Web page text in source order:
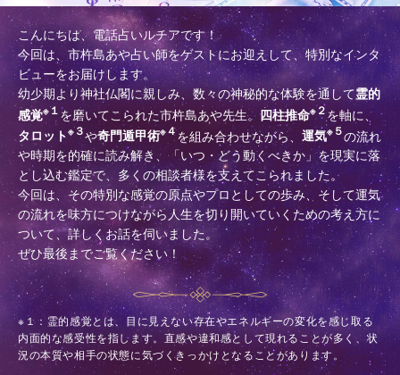
こんにちは、電話占いルチアです！
今回は、市杵島あや占い師をゲストにお迎えして、特別なインタ
ビューをお届けします。
幼少期より神社仏閣に親しみ、数々の神秘的な体験を通して霊的
感覚※１を磨いてこられた市杵島あや先生。四柱推命※２を軸に、
タロット※３や奇門遁甲術※４を組み合わせながら、運気※５の流れ
や時期を的確に読み解き、「いつ・どう動くべきか」を現実に落
とし込む鑑定で、多くの相談者様を支えてこられました。
今回は、その特別な感覚の原点やプロとしての歩み、そして運気
の流れを味方につけながら人生を切り開いていくための考え方に
ついて、詳しくお話を伺いました。
ぜひ最後までご覧ください！
※１：霊的感覚とは、目に見えない存在やエネルギーの変化を感じ取る
内面的な感受性を指します。直感や違和感として現れることが多く、状
況の本質や相手の状態に気づくきっかけとなることがあります。